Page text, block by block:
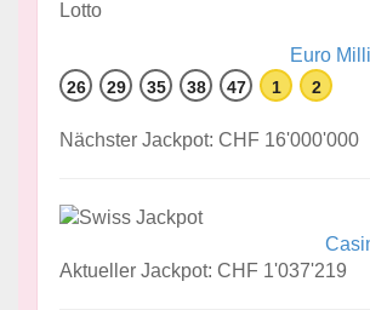
Euro
26 29 35 38 47 1 2
Nächster Jackpot: CHF 16'000'000
Aktueller Jackpot: CHF 1'037'219